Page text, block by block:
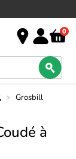
0
> Grosbill
à